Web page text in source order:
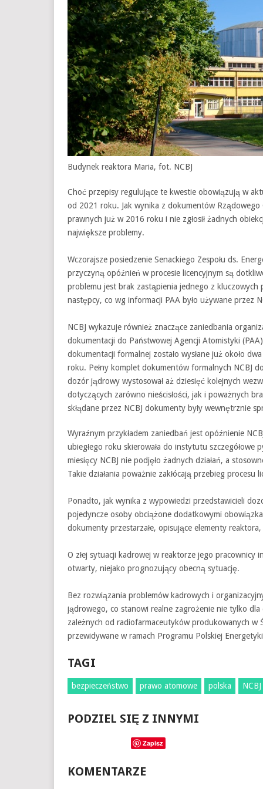
Budynek reaktora Maria, fot. NCBJ
Choć przepisy regulujące te kwestie obowiązują w
od 2021 roku. Jak wynika z dokumentów Rządowego
prawnych już w 2016 roku i nie zgłosił żadnych
największe problemy.
Wczorajsze posiedzenie Senackiego Zespołu ds.
przyczyną opóźnień w procesie licencyjnym są
problemu jest brak zastąpienia jednego z
następcy, co wg informacji PAA było używane przez
NCBJ wykazuje również znaczące zaniedbania
dokumentacji do Państwowej Agencji Atomistyki
dokumentacji formalnej zostało wysłane już około
roku. Pełny komplet dokumentów formalnych NCBJ
dozór jądrowy wystosował aż dziesięć kolejnych
dotyczących zarówno nieścisłości, jak i poważnych
skłądane przez NCBJ dokumenty były wewnętrznie
Wyraźnym przykładem zaniedbań jest opóźnienie
ubiegłego roku skierowała do instytutu
miesięcy NCBJ nie podjęło żadnych działań, a
Takie działania poważnie zakłócają przebieg
Ponadto, jak wynika z wypowiedzi przedstawicieli
pojedyncze osoby obciążone dodatkowymi
dokumenty przestarzałe, opisujące elementy
O złej sytuacji kadrowej w reaktorze jego
otwarty, niejako prognozujący obecną sytuację.
Bez rozwiązania problemów kadrowych i
jądrowego, co stanowi realne zagrożenie nie tylko
zależnych od radiofarmaceutyków produkowanych
przewidywane w ramach Programu Polskiej
TAGI
bezpieczeństwo prawo atomowe polska NCBJ
PODZIEL SIĘ Z INNYMI
Zapisz
KOMENTARZE